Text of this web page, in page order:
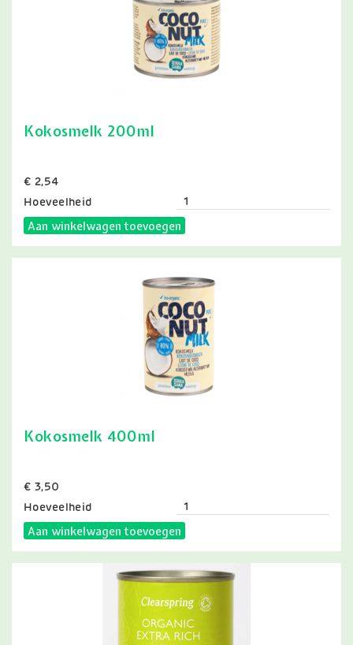
Kokosmelk 200ml
Prijs
€ 2,54
Hoeveelheid
Aan winkelwagen toevoegen
Kokosmelk 400ml
Prijs
€ 3,50
Hoeveelheid
Aan winkelwagen toevoegen